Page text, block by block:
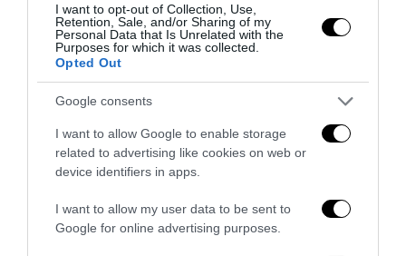
I want to opt-out of Collection, Use,
Retention, Sale, and/or Sharing of my
Personal Data that Is Unrelated with the
Purposes for which it was collected.
Opted Out
Google consents
I want to allow Google to enable storage
related to advertising like cookies on web or
device identifiers in apps.
I want to allow my user data to be sent to
Google for online advertising purposes.
La Camera boccia il patentino antifascista per parlare a
Montecitorio: palo clamoroso del Pd